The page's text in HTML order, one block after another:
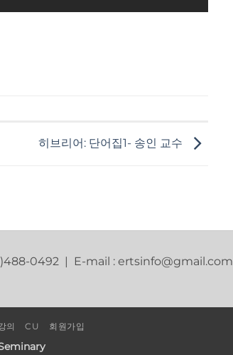
히브리어: 단어집1- 송인 교수
0492 | E-mail : ertsinfo@gmail.com
의 CU 회원가입